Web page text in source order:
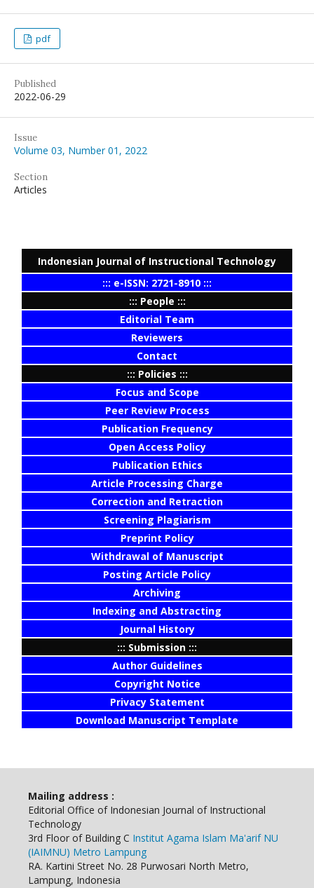
pdf
Published
2022-06-29
Issue
Volume 03, Number 01, 2022
Section
Articles
Indonesian Journal of Instructional Technology
::: e-ISSN: 2721-8910 :::
::: People :::
Editorial Team
Reviewers
Contact
::: Policies :::
Focus and Scope
Peer Review Process
Publication Frequency
Open Access Policy
Publication Ethics
Article Processing Charge
Correction and Retraction
Screening Plagiarism
Preprint Policy
Withdrawal of Manuscript
Posting Article Policy
Archiving
Indexing and Abstracting
Journal History
::: Submission :::
Author Guidelines
Copyright Notice
Privacy Statement
Download Manuscript Template
Mailing address :
Editorial Office of Indonesian Journal of Instructional
Technology
3rd Floor of Building C Institut Agama Islam Ma'arif NU
(IAIMNU) Metro Lampung
RA. Kartini Street No. 28 Purwosari North Metro,
Lampung, Indonesia